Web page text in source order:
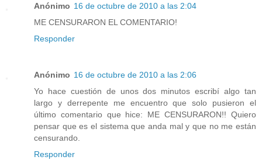
Anónimo 16 de octubre de 2010 a las 2:04
ME CENSURARON EL COMENTARIO!
Responder
Anónimo 16 de octubre de 2010 a las 2:06
Yo hace cuestión de unos dos minutos escribí algo tan
largo y derrepente me encuentro que solo pusieron el
último comentario que hice: ME CENSURARON!! Quiero
pensar que es el sistema que anda mal y que no me están
censurando.
Responder